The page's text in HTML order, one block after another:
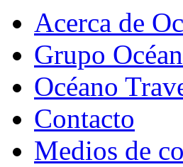
Acerca de
Grupo
Océano
Contacto
Medios de